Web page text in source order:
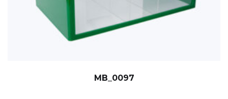
MB_0097